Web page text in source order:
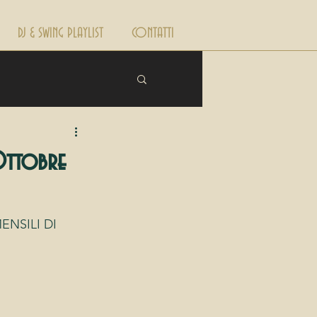
DJ & SWING PLAYLIST CONTATTI
DI